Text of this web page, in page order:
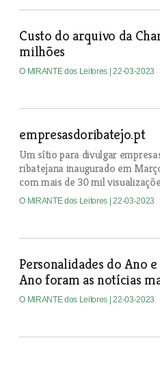
Custo do arquivo da
milhões
O MIRANTE dos Leitores | 22-03-2023
empresasdoribatejo.pt
Um sítio para divulgar
ribatejana inaugurado em
com mais de 30 mil
O MIRANTE dos Leitores | 22-03-2023
Personalidades do Ano
Ano foram as notícias
O MIRANTE dos Leitores | 22-03-2023